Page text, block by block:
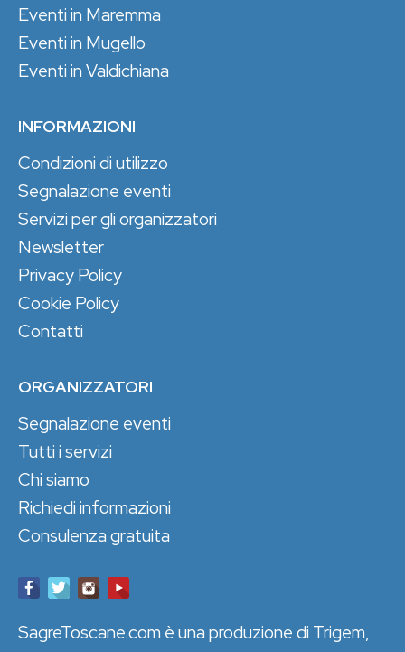
Eventi in Maremma
Eventi in Mugello
Eventi in Valdichiana
INFORMAZIONI
Condizioni di utilizzo
Segnalazione eventi
Servizi per gli organizzatori
Newsletter
Privacy Policy
Cookie Policy
Contatti
ORGANIZZATORI
Segnalazione eventi
Tutti i servizi
Chi siamo
Richiedi informazioni
Consulenza gratuita
SagreToscane.com è una produzione di Trigem,